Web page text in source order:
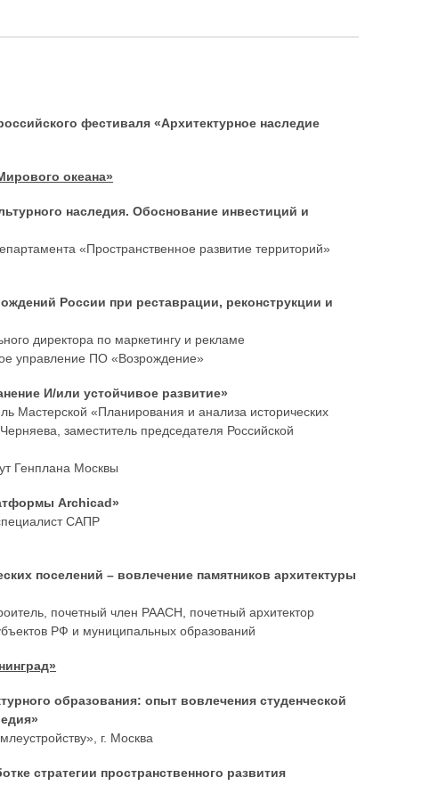
фестиваля «Архитектурное наследие
океана»
наследия. Обоснование инвестиций и
«Пространственное развитие территорий»
России при реставрации, реконструкции и
директора по маркетингу и рекламе
управление ПО «Возрождение»
И/или устойчивое развитие»
Мастерской «Планирования и анализа исторических
заместитель председателя Российской
Генплана Москвы
Archicad»
САПР
поселений – вовлечение памятников архитектуры
почетный член РААСН, почетный архитектор
РФ и муниципальных образований
образования: опыт вовлечения студенческой
г. Москва
стратегии пространственного развития